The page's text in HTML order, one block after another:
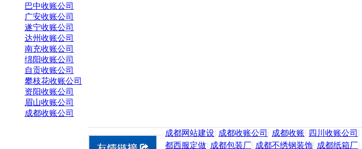
巴中收账公司
广安收账公司
遂宁收账公司
达州收账公司
南充收账公司
绵阳收账公司
自贡收账公司
攀枝花收账公司
资阳收账公司
眉山收账公司
成都收账公司
成都网站建设 成都收账公司 成都收账 四川收账公司
都西服定做 成都包装厂 成都不绣钢装饰 成都纸箱厂